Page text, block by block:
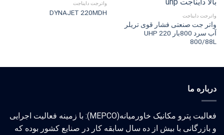
واترجت دایناجت
واتر جت صنعتی فشار قوی تریلر
آب سرد 800بار UHP 220
800/88L
واترجت دایناجت
DYNAJET 220MDH
درباره ما
فعالیت پترو مکانیک خاورمیانه(MEPCO): با زمینه فعالیت اجرایی
و بازرگانی با بیش از ده سال سابقه کار در صنایع کشور بوده که